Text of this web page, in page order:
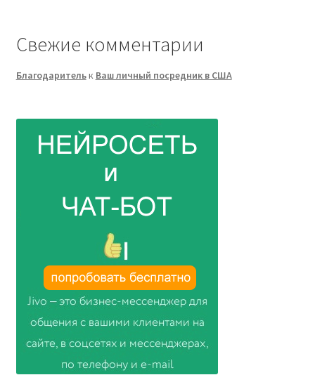
Свежие комментарии
Благодарительк Ваш личный посредник в США